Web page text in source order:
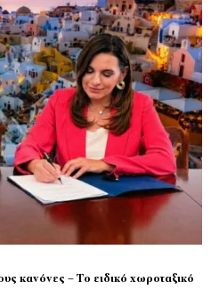
κανόνες – Το ειδικό χωροταξικό